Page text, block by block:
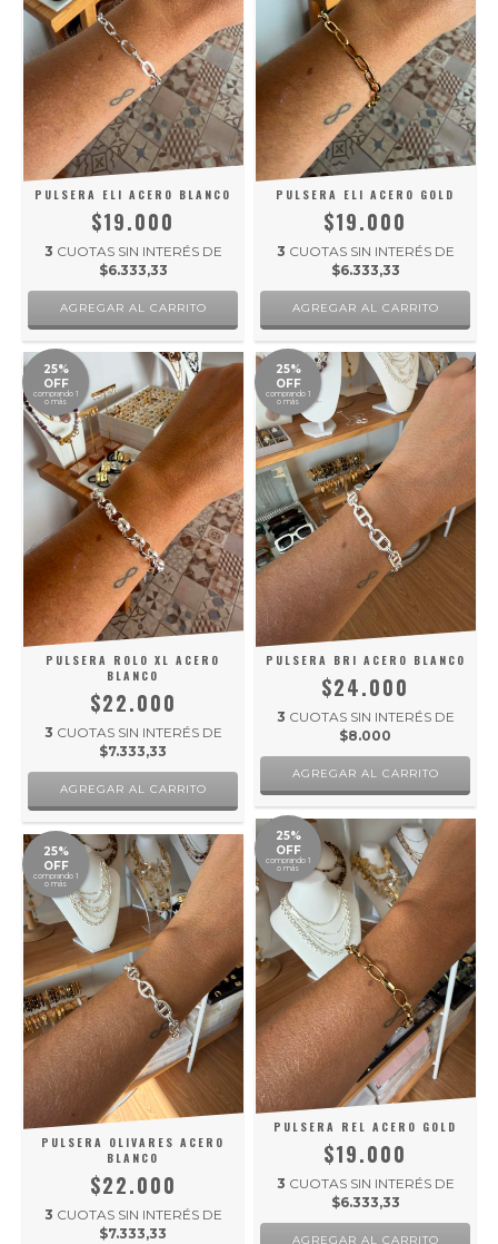
PULSERA ELI ACERO BLANCO
$19.000
3 CUOTAS SIN INTERÉS DE
$6.333,33
PULSERA ELI ACERO GOLD
$19.000
3 CUOTAS SIN INTERÉS DE
$6.333,33
25%
OFF
comprando 1
o más
PULSERA ROLO XL ACERO
BLANCO
$22.000
3 CUOTAS SIN INTERÉS DE
$7.333,33
25%
OFF
comprando 1
o más
PULSERA BRI ACERO BLANCO
$24.000
3 CUOTAS SIN INTERÉS DE
$8.000
25%
OFF
comprando 1
o más
PULSERA OLIVARES ACERO
BLANCO
$22.000
3 CUOTAS SIN INTERÉS DE
$7.333,33
25%
OFF
comprando 1
o más
PULSERA REL ACERO GOLD
$19.000
3 CUOTAS SIN INTERÉS DE
$6.333,33